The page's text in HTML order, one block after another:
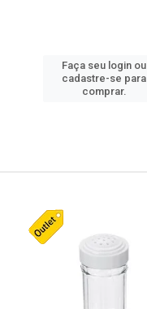
Faça seu login ou
cadastre-se para
comprar.